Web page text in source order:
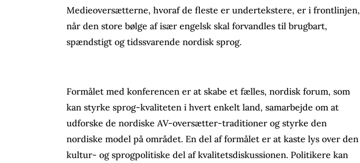
Medieoversætterne, hvoraf de fleste er undertekstere, er i frontlinjen,
når den store bølge af især engelsk skal forvandles til brugbart,
spændstigt og tidssvarende nordisk sprog.
Formålet med konferencen er at skabe et fælles, nordisk forum, som
kan styrke sprog-kvaliteten i hvert enkelt land, samarbejde om at
udforske de nordiske AV-oversætter-traditioner og styrke den
nordiske model på området. En del af formålet er at kaste lys over den
kultur- og sprogpolitiske del af kvalitetsdiskussionen. Politikere kan